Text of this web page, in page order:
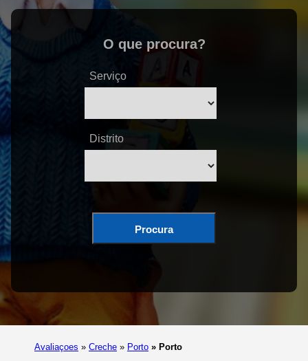
O que procura?
Serviço
Distrito
Procura
Avaliaçoes » Creche » Porto » Porto